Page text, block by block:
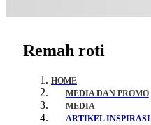
Remah roti
HOME
MEDIA DAN PROMO
MEDIA
ARTIKEL INSPIRASI